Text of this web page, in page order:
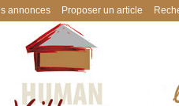
annonces Proposer un article